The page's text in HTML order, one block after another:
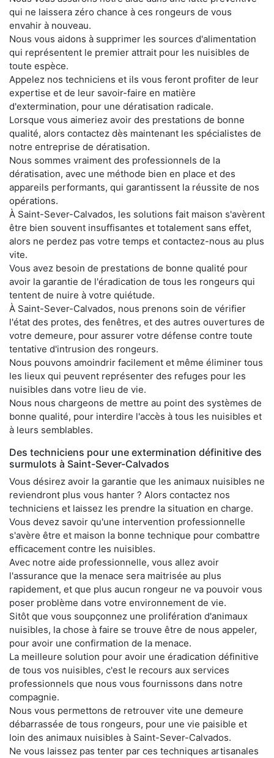
qui ne laissera zéro chance à ces rongeurs de vous
envahir à nouveau.
Nous vous aidons à supprimer les sources d'alimentation
qui représentent le premier attrait pour les nuisibles de
toute espèce.
Appelez nos techniciens et ils vous feront profiter de leur
expertise et de leur savoir-faire en matière
d'extermination, pour une dératisation radicale.
Lorsque vous aimeriez avoir des prestations de bonne
qualité, alors contactez dès maintenant les spécialistes de
notre entreprise de dératisation.
Nous sommes vraiment des professionnels de la
dératisation, avec une méthode bien en place et des
appareils performants, qui garantissent la réussite de nos
opérations.
À Saint-Sever-Calvados, les solutions fait maison s'avèrent
être bien souvent insuffisantes et totalement sans effet,
alors ne perdez pas votre temps et contactez-nous au plus
vite.
Vous avez besoin de prestations de bonne qualité pour
avoir la garantie de l'éradication de tous les rongeurs qui
tentent de nuire à votre quiétude.
À Saint-Sever-Calvados, nous prenons soin de vérifier
l'état des protes, des fenêtres, et des autres ouvertures de
votre demeure, pour assurer votre défense contre toute
tentative d'intrusion des rongeurs.
Nous pouvons amoindrir facilement et même éliminer tous
les lieux qui peuvent représenter des refuges pour les
nuisibles dans votre lieu de vie.
Nous nous chargeons de mettre au point des systèmes de
bonne qualité, pour interdire l'accès à tous les nuisibles et
à leurs semblables.
Des techniciens pour une extermination définitive des
surmulots à Saint-Sever-Calvados
Vous désirez avoir la garantie que les animaux nuisibles ne
reviendront plus vous hanter ? Alors contactez nos
techniciens et laissez les prendre la situation en charge.
Vous devez savoir qu'une intervention professionnelle
s'avère être et maison la bonne technique pour combattre
efficacement contre les nuisibles.
Avec notre aide professionnelle, vous allez avoir
l'assurance que la menace sera maitrisée au plus
rapidement, et que plus aucun rongeur ne va pouvoir vous
poser problème dans votre environnement de vie.
Sitôt que vous soupçonnez une prolifération d'animaux
nuisibles, la chose à faire se trouve être de nous appeler,
pour avoir une confirmation de la menace.
La meilleure solution pour avoir une éradication définitive
de tous vos nuisibles, c'est le recours aux services
professionnels que nous vous fournissons dans notre
compagnie.
Nous vous permettons de retrouver vite une demeure
débarrassée de tous rongeurs, pour une vie paisible et
loin des animaux nuisibles à Saint-Sever-Calvados.
Ne vous laissez pas tenter par ces techniques artisanales